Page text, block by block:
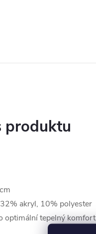
produktu
akryl, 10% polyester
optimální tepelný komfort